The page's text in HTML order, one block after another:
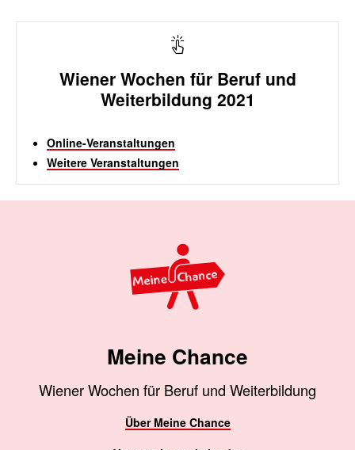
Wiener Wochen für Beruf und
Weiterbildung 2021
Online-Veranstaltungen
Weitere Veranstaltungen
Meine Chance
Wiener Wochen für Beruf und Weiterbildung
Über Meine Chance